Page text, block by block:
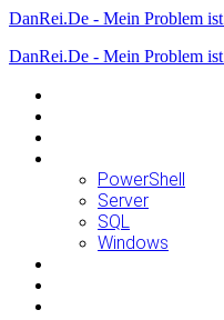
DanRei.De - Mein Problem
DanRei.De - Mein Problem
PowerShell
Server
SQL
Windows